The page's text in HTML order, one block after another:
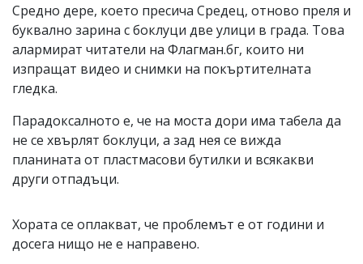
Средно дере, което пресича Средец, отново преля и
буквално зарина с боклуци две улици в града. Това
алармират читатели на Флагман.бг, които ни
изпращат видео и снимки на покъртителната
гледка.
Парадоксалното е, че на моста дори има табела да
не се хвърлят боклуци, а зад нея се вижда
планината от пластмасови бутилки и всякакви
други отпадъци.
Хората се оплакват, че проблемът е от години и
досега нищо не е направено.